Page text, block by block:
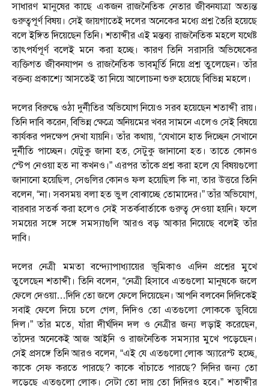
সাধারণ মানুষের কাছে একজন রাজনৈতিক নেতার জীবনযাত্রা অত্যন্ত
গুরুত্বপূর্ণ বিষয়। সেই জায়গাতেই দলের অনেকের মধ্যে প্রশ্ন তৈরি হয়েছে
বলে ইঙ্গিত দিয়েছেন তিনি। শতাব্দীর এই মন্তব্য রাজনৈতিক মহলে যথেষ্ট
তাৎপর্যপূর্ণ বলেই মনে করা হচ্ছে। কারণ তিনি সরাসরি অভিষেকের
ব্যক্তিগত জীবনযাপন ও রাজনৈতিক ভাবমূর্তি নিয়ে প্রশ্ন তুলেছেন। তাঁর
বক্তব্য প্রকাশ্যে আসতেই তা নিয়ে আলোচনা শুরু হয়েছে বিভিন্ন মহলে।
দলের বিরুদ্ধে ওঠা দুর্নীতির অভিযোগ নিয়েও সরব হয়েছেন শতাব্দী রায়।
তিনি দাবি করেন, বিভিন্ন ক্ষেত্রে অনিয়মের খবর সামনে এলেও সেই বিষয়ে
কার্যকর পদক্ষেপ দেখা যায়নি। তাঁর কথায়, “যেখানে হাত দিচ্ছেন সেখানে
দুর্নীতি পাচ্ছেন। যেটুকু জানা হত, সেটুকু জানানো হত। তাতে কোনও
স্টেপ নেওয়া হত না কখনও।” এরপর তাঁকে প্রশ্ন করা হলে যে বিষয়গুলো
জানানো হয়েছিল, সেগুলির কোনও ফল হয়েছিল কি না, তার উত্তরে তিনি
বলেন, “না। সবসময় বলা হত ভুল বোঝাচ্ছে তোমাদের।” তাঁর অভিযোগ,
বারবার সতর্ক করা হলেও সেই সতর্কবার্তাকে গুরুত্ব দেওয়া হয়নি। ফলে
সময়ের সঙ্গে সঙ্গে সমস্যাগুলি আরও বড় আকার নিয়েছে বলেই তাঁর
দাবি।
দলের নেত্রী মমতা বন্দ্যোপাধ্যায়ের ভূমিকাও এদিন প্রশ্নের মুখে
তুলেছেন শতাব্দী। তিনি বলেন, “নেত্রী হিসাবে এতগুলো মানুষকে জলে
ফেলে দেওয়া…দিদি তো জলে ফেলে দিয়েছেন। আপনি বলবেন দিদিকেই
সবাই ফেলে দিয়ে চলে গেল, দিদিও তো এতগুলো লোককে ডুবিয়ে
দিল।” তাঁর মতে, যাঁরা দীর্ঘদিন দল ও নেত্রীর জন্য লড়াই করেছেন,
তাঁদের অনেকেই আজ আইনি ও রাজনৈতিক সমস্যার মুখে পড়েছেন।
সেই প্রসঙ্গে তিনি আরও বলেন, “এই যে এতগুলো লোক অ্যারেস্ট হচ্ছে,
কাকে সেফ করতে পারছে? কাকে বাঁচাতে পারছে? দিদির জন্য তো
লড়েছে এতগুলো লোক। সেটা তো দায় তো দিদিরও হবে।” শতাব্দীর